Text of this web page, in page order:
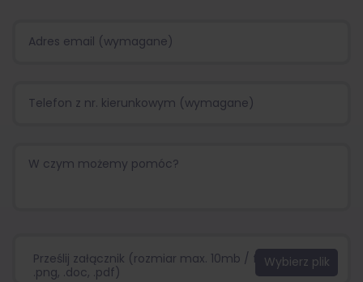
Prześlij załącznik (rozmiar max. 10mb / format:.jpg,
.png, .doc, .pdf)